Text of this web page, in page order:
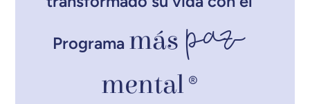
Programa más paz
mental ®